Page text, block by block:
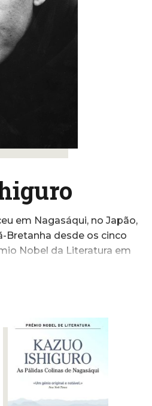
em Nagasáqui, no Japão,
Bretanha desde os cinco
Nobel da Literatura em
as outras distinções que
do Império Britânico e
como Cavaleiro da
se ainda
de argumentos para
escreveu para o filme
nomeações para os